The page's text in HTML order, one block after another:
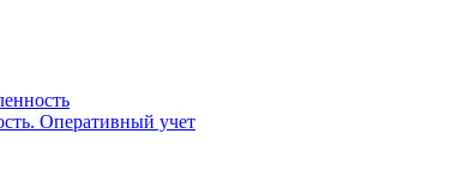
Оперативный учет